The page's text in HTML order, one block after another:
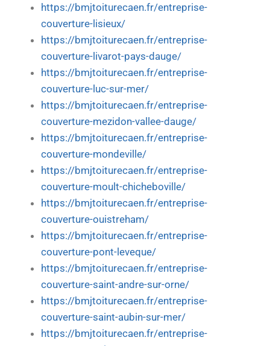
https://bmjtoiturecaen.fr/entreprise-
couverture-lisieux/
https://bmjtoiturecaen.fr/entreprise-
couverture-livarot-pays-dauge/
https://bmjtoiturecaen.fr/entreprise-
couverture-luc-sur-mer/
https://bmjtoiturecaen.fr/entreprise-
couverture-mezidon-vallee-dauge/
https://bmjtoiturecaen.fr/entreprise-
couverture-mondeville/
https://bmjtoiturecaen.fr/entreprise-
couverture-moult-chicheboville/
https://bmjtoiturecaen.fr/entreprise-
couverture-ouistreham/
https://bmjtoiturecaen.fr/entreprise-
couverture-pont-leveque/
https://bmjtoiturecaen.fr/entreprise-
couverture-saint-andre-sur-orne/
https://bmjtoiturecaen.fr/entreprise-
couverture-saint-aubin-sur-mer/
https://bmjtoiturecaen.fr/entreprise-